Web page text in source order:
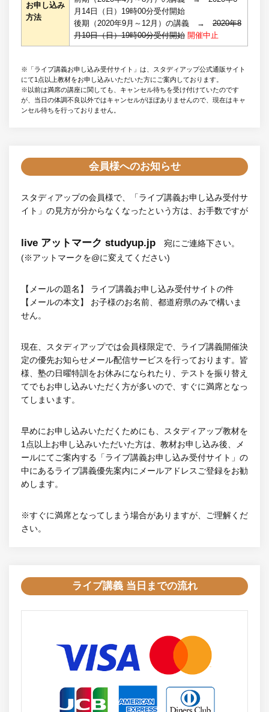
お申し込み
方法
月14日（日）19時00分受付開始
後期（2020年9月～12月）の講義 → 2020年8
月10日（日）19時00分受付開始 開催中止
※「ライブ講義お申し込み受付サイト」は、スタディアップ公式通販サイト
にて1点以上教材をお申し込みいただいた方にご案内しております。
※以前は満席の講座に関しても、キャンセル待ちを受け付けていたのです
が、当日の体調不良以外ではキャンセルがほぼありませんので、現在はキャ
ンセル待ちを行っておりません。
会員様へのお知らせ
スタディアップの会員様で、「ライブ講義お申し込み受付サ
イト」の見方が分からなくなったという方は、お手数ですが
live アットマーク studyup.jp 宛にご連絡下さい。
(※アットマークを@に変えてください)
【メールの題名】 ライブ講義お申し込み受付サイトの件
【メールの本文】 お子様のお名前、都道府県のみで構いま
せん。
現在、スタディアップでは会員様限定で、ライブ講義開催決
定の優先お知らせメール配信サービスを行っております。皆
様、塾の日曜特訓をお休みになられたり、テストを振り替え
てでもお申し込みいただく方が多いので、すぐに満席となっ
てしまいます。
早めにお申し込みいただくためにも、スタディアップ教材を
1点以上お申し込みいただいた方は、教材お申し込み後、メ
ールにてご案内する「ライブ講義お申し込み受付サイト」の
中にあるライブ講義優先案内にメールアドレスご登録をお勧
めします。
※すぐに満席となってしまう場合がありますが、ご理解くだ
さい。
ライブ講義 当日までの流れ